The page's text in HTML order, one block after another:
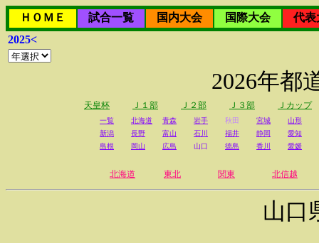
ＨＯＭＥ 試合一覧 国内大会 国際大会
代表
2025<
2026年都
天皇杯 Ｊ１部 Ｊ２部 Ｊ３部 Ｊカップ
一覧 北海道 青森 岩手 秋田 宮城
山形
新潟
長野 富山 石川 福井 静岡
愛知
島根
岡山 広島 山口 徳島 香川 愛媛
北海道 東北 関東 北信越
山口